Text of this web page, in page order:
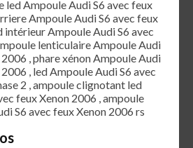
led Ampoule Audi S6 avec feux
Ampoule Audi S6 avec feux
intérieur Ampoule Audi S6 avec
lenticulaire Ampoule Audi
, phare xénon Ampoule Audi
, led Ampoule Audi S6 avec
2 , ampoule clignotant led
feux Xenon 2006 , ampoule
S6 avec feux Xenon 2006 rs